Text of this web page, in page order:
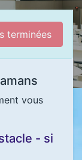
terminées
vous
- si